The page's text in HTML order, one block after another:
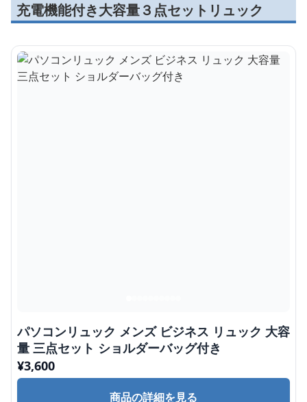
充電機能付き大容量３点セットリュック
パソコンリュック メンズ ビジネス リュック 大容
量 三点セット ショルダーバッグ付き
¥3,600
商品の詳細を見る